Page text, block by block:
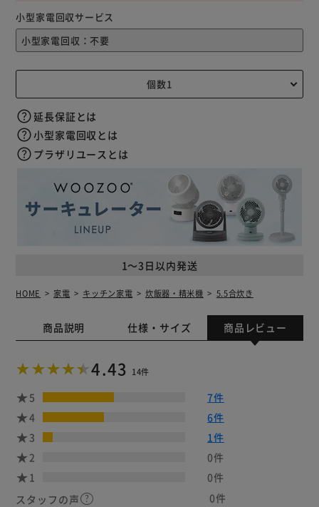
1～3日以内発送
小型家電回収サービス
延長保証とは
小型家電回収とは
プラザリユースとは
HOME 家電 キッチン家電 炊飯器・精米機 5.5合炊き
商品説明 仕様・サイズ 商品レビュー
4.43 14件
5
7件
4
6件
3
1件
2
0件
1
0件
スタッフの声
0件